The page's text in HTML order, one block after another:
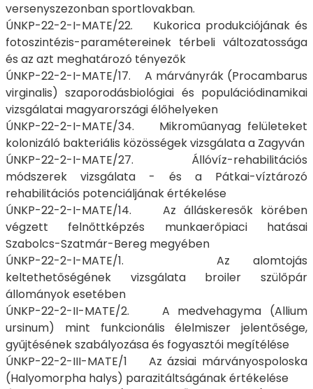
versenyszezonban sportlovakban.
ÚNKP-22-2-I-MATE/22. Kukorica produkciójának és
fotoszintézis-paramétereinek térbeli változatossága
és az azt meghatározó tényezők
ÚNKP-22-2-I-MATE/17. A márványrák (Procambarus
virginalis) szaporodásbiológiai és populációdinamikai
vizsgálatai magyarországi élőhelyeken
ÚNKP-22-2-I-MATE/34. Mikroműanyag felületeket
kolonizáló bakteriális közösségek vizsgálata a Zagyván
ÚNKP-22-2-I-MATE/27. Állóvíz-rehabilitációs
módszerek vizsgálata - és a Pátkai-víztározó
rehabilitációs potenciáljának értékelése
ÚNKP-22-2-I-MATE/14. Az álláskeresők körében
végzett felnőttképzés munkaerőpiaci hatásai
Szabolcs-Szatmár-Bereg megyében
ÚNKP-22-2-I-MATE/1. Az alomtojás
keltethetőségének vizsgálata broiler szülőpár
állományok esetében
ÚNKP-22-2-II-MATE/2. A medvehagyma (Allium
ursinum) mint funkcionális élelmiszer jelentősége,
gyűjtésének szabályozása és fogyasztói megítélése
ÚNKP-22-2-III-MATE/1 Az ázsiai márványospoloska
(Halyomorpha halys) parazitáltságának értékelése